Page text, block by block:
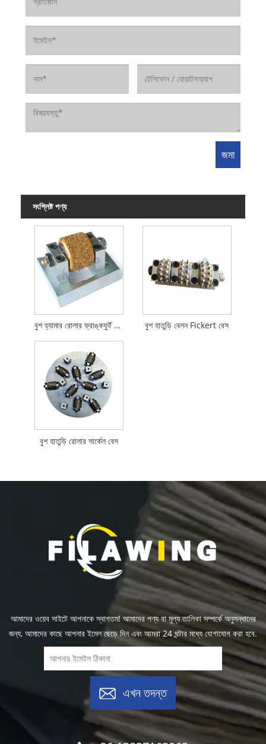
সংশ্লিষ্ট পণ্য
বুশ হ্যামার রোলার ফ্রাঙ্কফুর্ট বেস বুশ হাতুড়ি বেলন Fickert বেস
বুশ হাতুড়ি রোলার সার্কেল বেস
আমাদের ওয়েব সাইটে আপনাকে স্বাগতম! আমাদের পণ্য বা মূল্য তালিকা সম্পর্কে অনুসন্ধানের
জন্য, আমাদের কাছে আপনার ইমেল ছেড়ে দিন এবং আমরা 24 ঘন্টার মধ্যে যোগাযোগ করা হবে.
এখন তদন্ত